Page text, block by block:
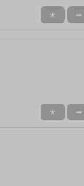
★ ➦
★ ➦